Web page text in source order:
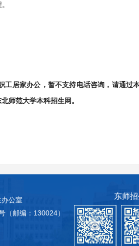
工居家办公，暂不支持电话咨询，请通
师范大学本科招生网。
公室
（邮编：130024）
东师